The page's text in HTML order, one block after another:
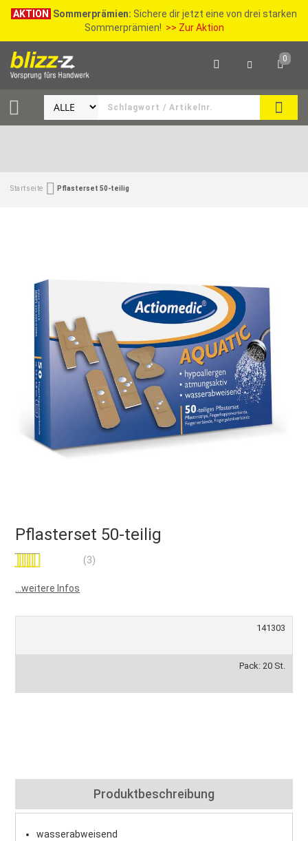
AKTION Sommerprämien: Sichere dir jetzt eine von drei starken
Sommerprämien! >> Zur Aktion
0
Startseite Pflasterset 50-teilig
Pflasterset 50-teilig
Bewertung: (3)
...weitere Infos
141303
Pack: 20 St.
Produktbeschreibung
wasserabweisend